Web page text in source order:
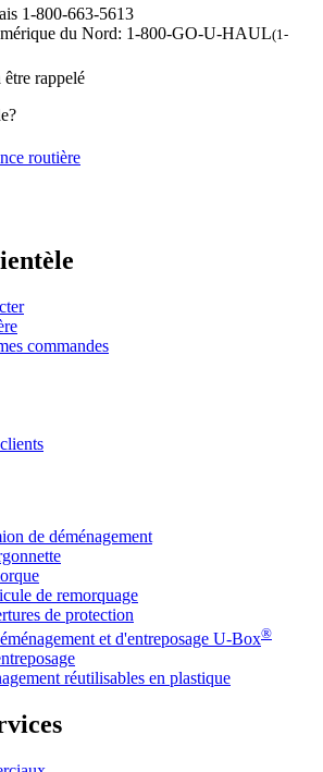
1-800-663-5613
du Nord: 1-800-GO-U-HAUL(1-
rappelé
routière
commandes
de déménagement
de remorquage
de protection
et d'entreposage U-Box®
réutilisables en plastique